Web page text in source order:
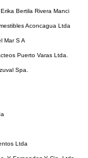
Bertila Rivera Manci
Aconcagua Ltda
Mar S A
Puerto Varas Ltda.
Spa.
Ltda